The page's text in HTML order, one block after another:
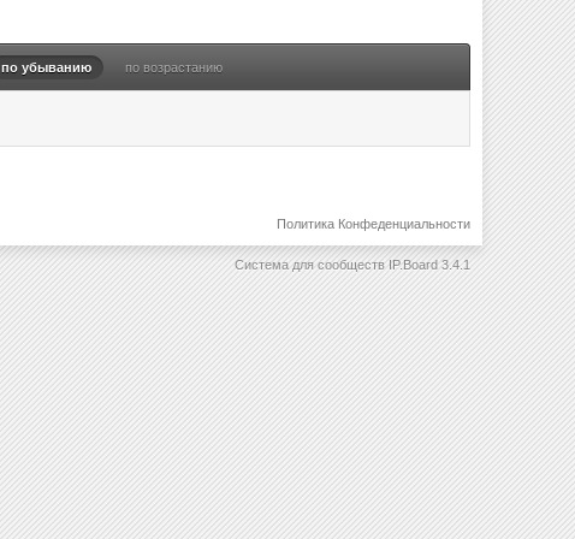
по убыванию по возрастанию
Политика Конфеденциальности
Система для сообществ IP.Board 3.4.1